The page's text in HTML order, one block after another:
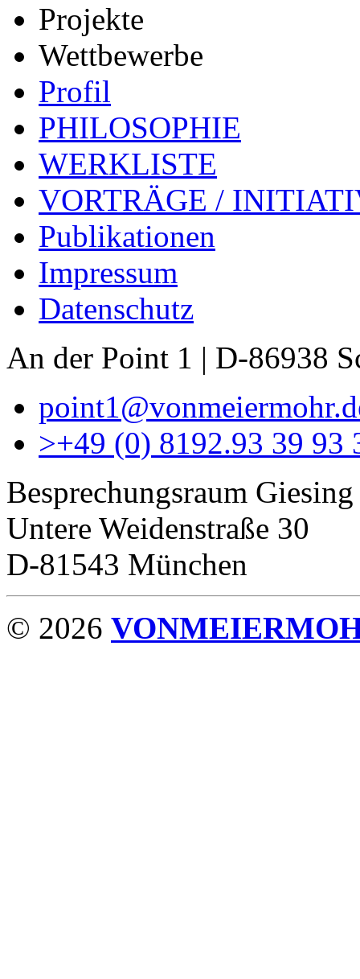
Projekte
Wettbewerbe
Profil
PHILOSOPHIE
WERKLISTE
VORTRÄGE /
Publikationen
Impressum
Datenschutz
An der Point 1 | D-86938
>+49 (0) 8192.93 39 93
Besprechungsraum Giesing
Untere Weidenstraße 30
D-81543 München
© 2026